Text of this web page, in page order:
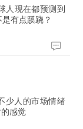
人现在都预测到
有点蹊跷？
少人的市场情绪
的感觉